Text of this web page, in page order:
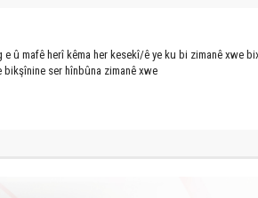
û mafê herî kêma her kesekî/ê ye ku bi zimanê xwe
ser hînbûna zimanê xwe